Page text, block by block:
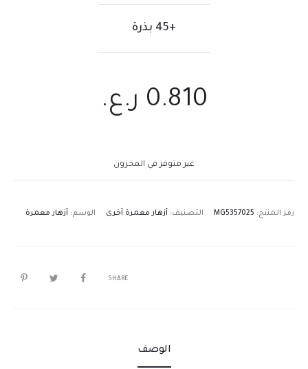
+45 بذرة
0.810 ر.ع.
غير متوفر في المخزون
رمز المنتج: MG5357025 التصنيف: أزهار معمرة أخرى الوسم: أزهار معمرة
SHARE
الوصف